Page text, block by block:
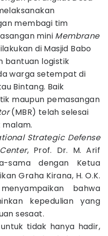
membagi tim
mini Membrane
di Masjid Babo
bantuan logistik
warga setempat di
Bintang. Baik
maupun pemasangan
(MBR) telah selesai
Strategic Defense
, Prof. Dr. M. Arif
sama dengan Ketua
Graha Kirana, H. O.K.
bahwa
kepedulian yang
sesaat.
tidak hanya hadir,